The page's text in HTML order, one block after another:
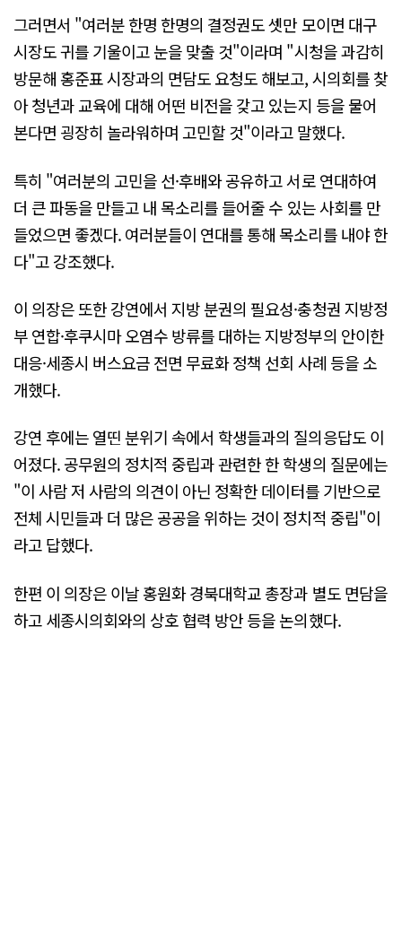
그러면서 "여러분 한명 한명의 결정권도 셋만 모이면 대구
시장도 귀를 기울이고 눈을 맞출 것"이라며 "시청을 과감히
방문해 홍준표 시장과의 면담도 요청도 해보고, 시의회를 찾
아 청년과 교육에 대해 어떤 비전을 갖고 있는지 등을 물어
본다면 굉장히 놀라워하며 고민할 것"이라고 말했다.
특히 "여러분의 고민을 선·후배와 공유하고 서로 연대하여
더 큰 파동을 만들고 내 목소리를 들어줄 수 있는 사회를 만
들었으면 좋겠다. 여러분들이 연대를 통해 목소리를 내야 한
다"고 강조했다.
이 의장은 또한 강연에서 지방 분권의 필요성·충청권 지방정
부 연합·후쿠시마 오염수 방류를 대하는 지방정부의 안이한
대응·세종시 버스요금 전면 무료화 정책 선회 사례 등을 소
개했다.
강연 후에는 열띤 분위기 속에서 학생들과의 질의응답도 이
어졌다. 공무원의 정치적 중립과 관련한 한 학생의 질문에는
"이 사람 저 사람의 의견이 아닌 정확한 데이터를 기반으로
전체 시민들과 더 많은 공공을 위하는 것이 정치적 중립"이
라고 답했다.
한편 이 의장은 이날 홍원화 경북대학교 총장과 별도 면담을
하고 세종시의회와의 상호 협력 방안 등을 논의했다.